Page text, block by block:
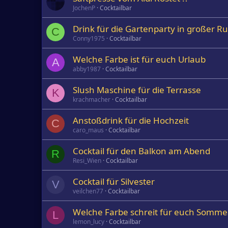
JochenP Cocktailbar
C Drink für die Gartenparty in großer
Conny1975 Cocktailbar
A Welche Farbe ist für euch Urlaub
abby1987 Cocktailbar
K Slush Maschine für die Terrasse
krachmacher Cocktailbar
C Anstoßdrink für die Hochzeit
caro_maus Cocktailbar
R Cocktail für den Balkon am Abend
Resi_Wien Cocktailbar
V Cocktail für Silvester
veilchen77 Cocktailbar
L Welche Farbe schreit für euch
lemon_lucy Cocktailbar